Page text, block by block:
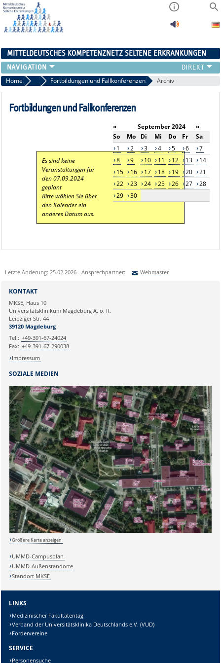
MITTELDEUTSCHES KOMPETENZNETZ SELTENE ERKRANKUNGEN
ÜBERSICHT
A-ZENTRUM
FACHZENTREN
AKTUELLES
Home AktuellesFortbildungen und Fallkonferenzen Archiv
Fortbildungen und Fallkonferenzen
« September 2024
»
So
Mo Di Mi Do Fr
Sa
1
2 3 4 5 6
7
8
9 10 11 12 13
14
15
16 17 18 19 20
21
22
23 24 25 26 27
28
29
30
Es sind keine
Veranstaltungen für
den 07.09.2024
geplant
Bitte wählen Sie über
den Kalender ein
anderes Datum aus.
Letzte Änderung: 25.02.2026 - Ansprechpartner: Webmaster
Ihre E-Mailadresse:
Ihr Anliegen:
Sicherheitsabfrage:
SOZIALE MEDIEN
KONTAKT
MKSE, Haus 10
Universitätsklinikum Magdeburg A. ö. R.
Leipziger Str. 44
39120 Magdeburg
Tel.: +49-391-67-24024
Fax: +49-391-67-290038
Impressum
Größere Karte anzeigen
UMMD-Campusplan
UMMD-Außenstandorte
Standort MKSE
LINKS
Medizinischer Fakultätentag
Verband der Universitätsklinika Deutschlands e.V. (VUD)
Fördervereine
SERVICE
Personensuche